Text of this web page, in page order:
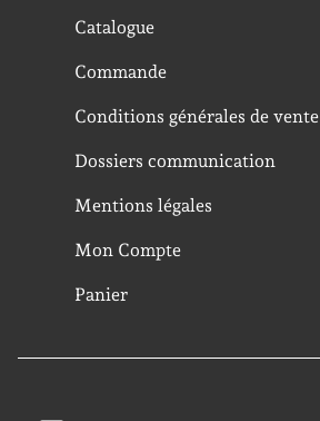
Catalogue
Commande
Conditions générales de vente
Dossiers communication
Mentions légales
Mon Compte
Panier